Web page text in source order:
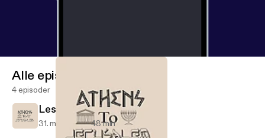
Alle episoder
4 episoder
Lesson 4
31. mar. 2013 48 min